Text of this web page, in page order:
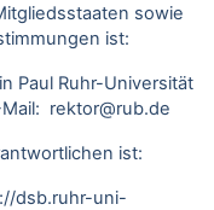
sowie
ist:
Paul Ruhr-Universität
rektor@rub.de
ist:
dsb.ruhr-uni-